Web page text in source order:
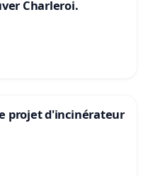
Charleroi.
projet d'incinérateur